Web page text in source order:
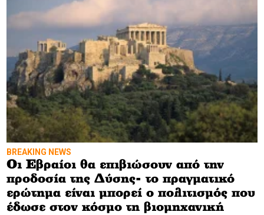
BREAKING NEWS
Οι Εβραίοι θα επιβιώσουν από την
προδοσία της Δύσης- το πραγματικό
ερώτημα είναι μπορεί ο πολιτισμός που
έδωσε στον κόσμο τη βιομηχανική